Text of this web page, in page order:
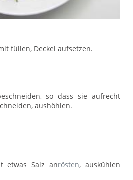
füllen, Deckel aufsetzen.
so dass sie aufrecht
aushöhlen.
etwas Salz anrösten, auskühlen